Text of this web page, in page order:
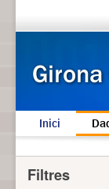
Inici
Filtres